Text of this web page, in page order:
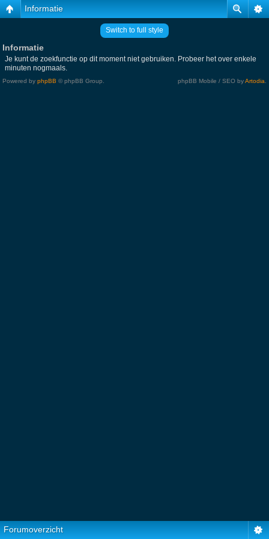
Informatie
Switch to full style
Informatie
Je kunt de zoekfunctie op dit moment niet gebruiken. Probeer het over enkele
minuten nogmaals.
Powered by phpBB © phpBB Group. phpBB Mobile / SEO byArtodia
Forumoverzicht